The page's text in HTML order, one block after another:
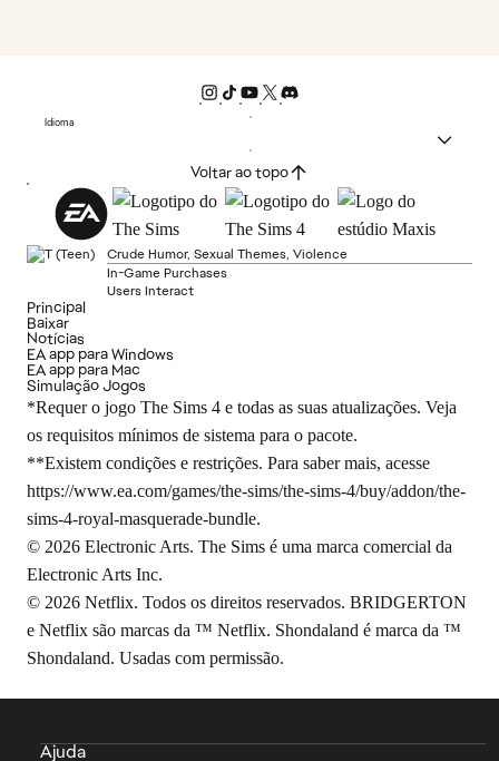
Idioma
Voltar ao topo
Crude Humor, Sexual Themes, Violence
In-Game Purchases
Users Interact
Principal
Baixar
Notícias
EA app para Windows
EA app para Mac
Simulação Jogos
*Requer o jogo The Sims 4 e todas as suas atualizações. Veja
os requisitos mínimos de sistema para o pacote.
**Existem condições e restrições. Para saber mais, acesse
https://www.ea.com/games/the-sims/the-sims-4/buy/addon/the-
sims-4-royal-masquerade-bundle.
© 2026 Electronic Arts. The Sims é uma marca comercial da
Electronic Arts Inc.
© 2026 Netflix. Todos os direitos reservados. BRIDGERTON
e Netflix são marcas da ™ Netflix. Shondaland é marca da ™
Shondaland. Usadas com permissão.
Ajuda